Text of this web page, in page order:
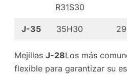
R31S30
J-35 35H30
Mejillas J-28Los más
flexible para garantizar su